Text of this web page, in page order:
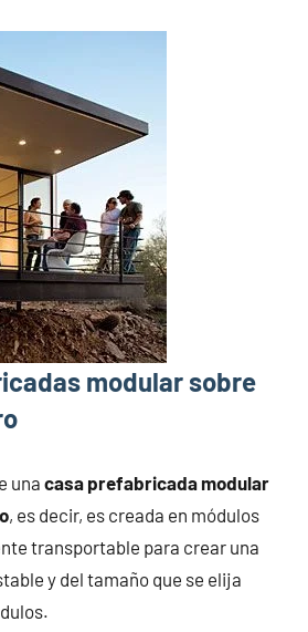
modular sobre
una casa prefabricada modular
, es decir, es creada en módulos
transportable para crear una
y del tamaño que se elija